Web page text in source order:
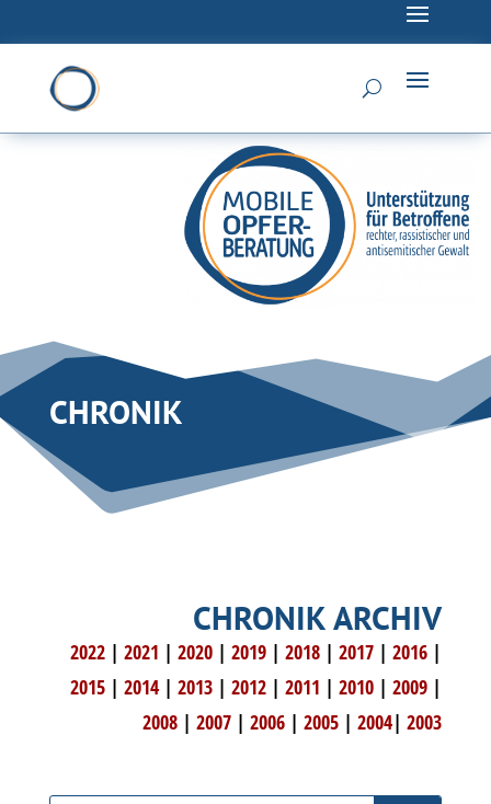
CHRONIK
CHRONIK ARCHIV
2022 |2021 |2020 |2019 |2018 |2017 |2016 |
2015 |2014 |2013 |2012 |2011 |2010 |2009 |
2008 |2007 |2006 |2005 |2004|2003